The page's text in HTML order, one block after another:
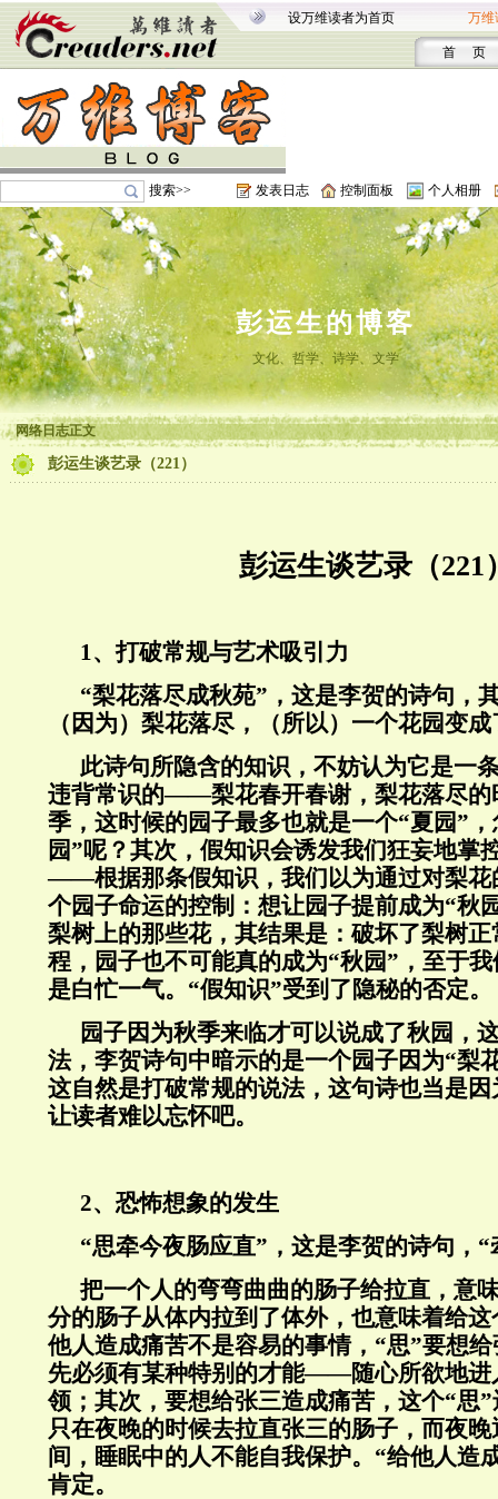
设万维读者为首页 万维
首 页
搜索>> 发表日志 控制面板 个人相册
彭运生的博客
文化、哲学、诗学、文学
网络日志正文
彭运生谈艺录（221）
彭运生谈艺录（221
1、打破常规与艺术吸引力
“梨花落尽成秋苑”，这是李贺的诗句，
（因为）梨花落尽，（所以）一个花园变
此诗句所隐含的知识，不妨认为它是一
违背常识的——梨花春开春谢，梨花落尽的
季，这时候的园子最多也就是一个“夏园”
园”呢？其次，假知识会诱发我们狂妄地掌
——根据那条假知识，我们以为通过对梨花
个园子命运的控制：想让园子提前成为“秋
梨树上的那些花，其结果是：破坏了梨树
程，园子也不可能真的成为“秋园”，至于
是白忙一气。“假知识”受到了隐秘的否定。
园子因为秋季来临才可以说成了秋园，
法，李贺诗句中暗示的是一个园子因为“梨
这自然是打破常规的说法，这句诗也当是
让读者难以忘怀吧。
2、恐怖想象的发生
“思牵今夜肠应直”，这是李贺的诗句，
把一个人的弯弯曲曲的肠子给拉直，意
分的肠子从体内拉到了体外，也意味着给
他人造成痛苦不是容易的事情，“思”要想
先必须有某种特别的才能——随心所欲地进
领；其次，要想给张三造成痛苦，这个“
只在夜晚的时候去拉直张三的肠子，而夜
间，睡眠中的人不能自我保护。“给他人造
肯定。